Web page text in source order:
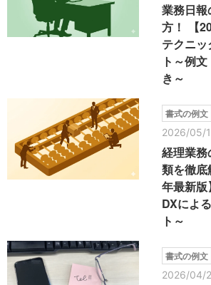
業務日報
方！ 【
テクニ
ト～例
き～
書式の例文
2026/05/
経理業
類を徹
年最新版
DXによ
ト～
書式の例文
2026/04/